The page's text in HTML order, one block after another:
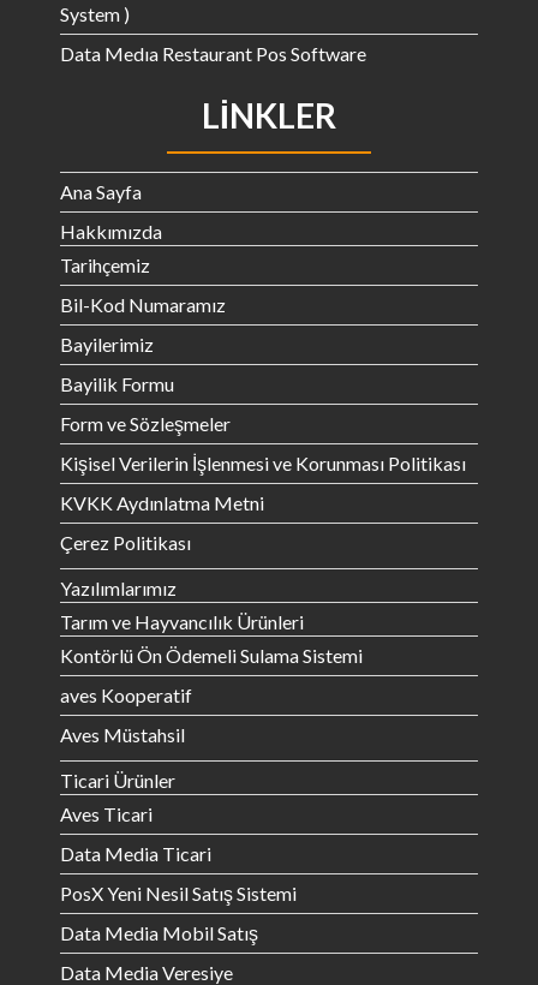
System )
Data Medıa Restaurant Pos Software
LINKLER
Ana Sayfa
Hakkımızda
Tarihçemiz
Bil-Kod Numaramız
Bayilerimiz
Bayilik Formu
Form ve Sözleşmeler
Kişisel Verilerin İşlenmesi ve Korunması Politikası
KVKK Aydınlatma Metni
Çerez Politikası
Yazılımlarımız
Tarım ve Hayvancılık Ürünleri
Kontörlü Ön Ödemeli Sulama Sistemi
aves Kooperatif
Aves Müstahsil
Ticari Ürünler
Aves Ticari
Data Media Ticari
PosX Yeni Nesil Satış Sistemi
Data Media Mobil Satış
Data Media Veresiye